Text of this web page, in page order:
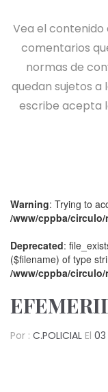
Vea el contenido
comentarios
normas de
quedan sujetos
escribe acepta
Warning: Trying to
/www/cppba/
Deprecated:
($filename) of type
/www/cppba/
Por : C.POLICIAL El